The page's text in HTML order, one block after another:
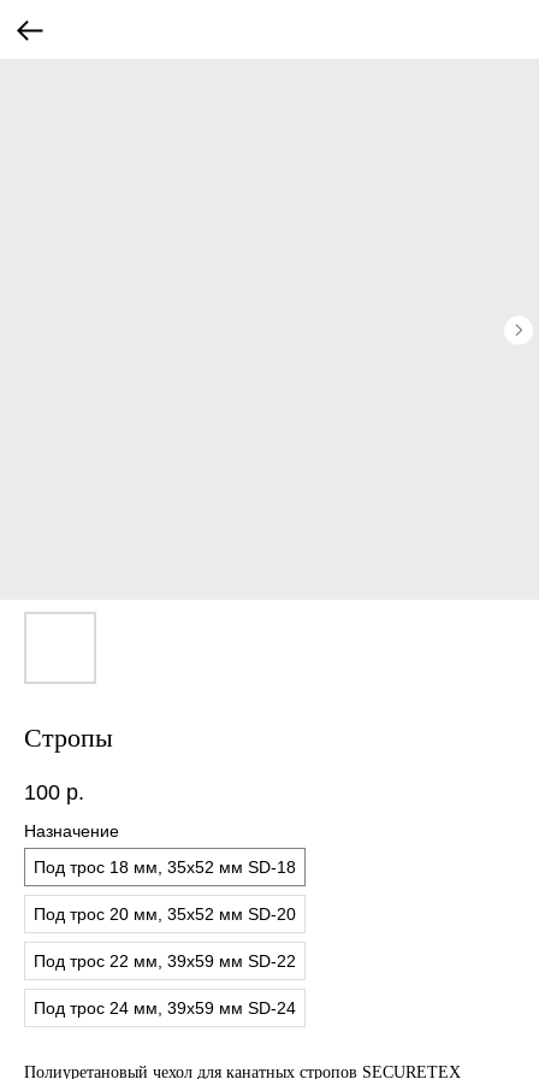
Стропы
100 р.
Назначение
Под трос 18 мм, 35х52 мм SD-18
Под трос 20 мм, 35х52 мм SD-20
Под трос 22 мм, 39х59 мм SD-22
Под трос 24 мм, 39х59 мм SD-24
Полиуретановый чехол для канатных стропов SECURETEX